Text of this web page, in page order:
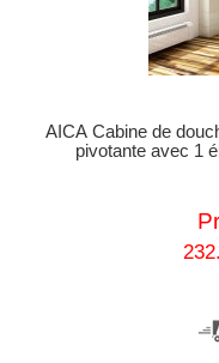
AICA Cabine de
pivotante avec 1